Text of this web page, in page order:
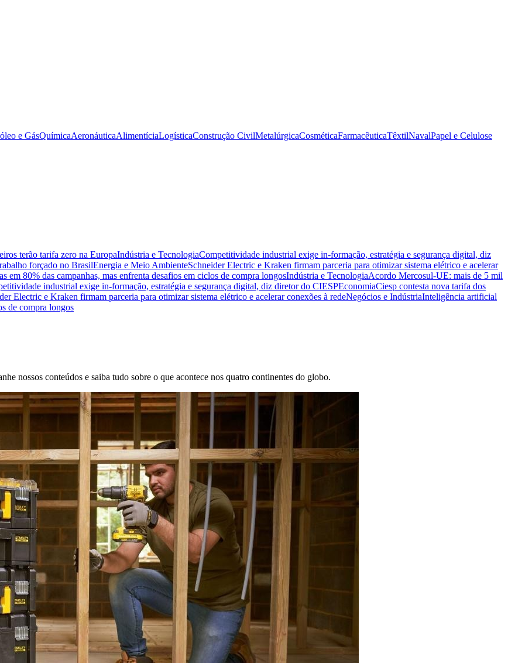
e GásQuímicaAeronáuticaAlimentíciaLogísticaConstrução CivilMetalúrgicaCosméticaFarmacêuticaTêxtilNavalPapel e Celulose
terão tarifa zero na EuropaIndústria e TecnologiaCompetitividade industrial exige in-formação, estratégia e segurança digital, diz
forçado no BrasilEnergia e Meio AmbienteSchneider Electric e Kraken firmam parceria para otimizar sistema elétrico e acelerar
em 80% das campanhas, mas enfrenta desafios em ciclos de compra longosIndústria e TecnologiaAcordo Mercosul-UE: mais de 5 mil
industrial exige in-formação, estratégia e segurança digital, diz diretor do CIESPEconomiaCiesp contesta nova tarifa dos
Electric e Kraken firmam parceria para otimizar sistema elétrico e acelerar conexões à redeNegócios e IndústriaInteligência artificial
de compra longos
nossos conteúdos e saiba tudo sobre o que acontece nos quatro continentes do globo.